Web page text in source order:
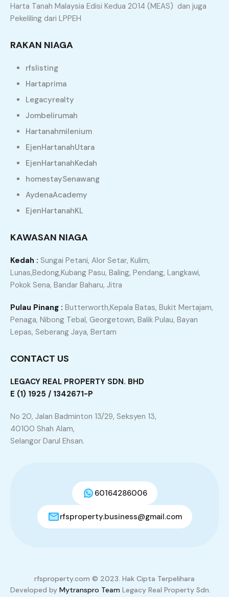
APA PERLU ANDA BUAT??
Hubungi saya sekarang untuk mendapatkan khidmat
Ejen Hartanah Kedah
berpengalaman dan berdedikasi. Saya di sini akan
lancar, telus, dan memberi hasil yang memuaskan.
JOM KITA SEMBANG DULU,
KLICK ICON WHATSAPP DI
BAWAH
KLICK ICON di bawah dan saya
akan hubungi anda dengan
segera.
320+
Harta Tanah Malaysia Edisi Kedua 2014 (MEAS) dan juga
Pekeliling dari LPPEH
RAKAN NIAGA
rfslisting
Hartaprima
Legacyrealty
Jombelirumah
Hartanahmilenium
EjenHartanahUtara
EjenHartanahKedah
homestaySenawang
AydenaAcademy
EjenHartanahKL
KAWASAN NIAGA
Kedah : Sungai Petani, Alor Setar, Kulim,
Lunas,Bedong,Kubang Pasu, Baling, Pendang, Langkawi,
Pokok Sena, Bandar Baharu, Jitra
Pulau Pinang : Butterworth,Kepala Batas, Bukit Mertajam,
Penaga, Nibong Tebal, Georgetown, Balik Pulau, Bayan
Lepas, Seberang Jaya, Bertam
CONTACT US
LEGACY REAL PROPERTY SDN. BHD
E (1) 1925 / 1342671-P
No 20, Jalan Badminton 13/29, Seksyen 13,
40100 Shah Alam,
Selangor Darul Ehsan.
60164286006
rfsproperty.business@gmail.com
rfsproperty.com © 2023. Hak Cipta Terpelihara
Developed by Mytranspro Team Legacy Real Property Sdn.